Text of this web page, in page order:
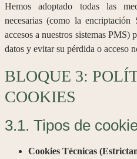
Hemos adoptado todas las
necesarias (como la
accesos a nuestros sistemas PMS)
datos y evitar su pérdida o acceso
BLOQUE 3:
COOKIES
3.1. Tipos de
Cookies Técnicas